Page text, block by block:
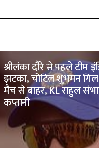
श्रीलंका दौरे से पहले टीम
झटका, चोटिल शुभमन गिल
मैच से बाहर, KL राहुल
कप्तानी